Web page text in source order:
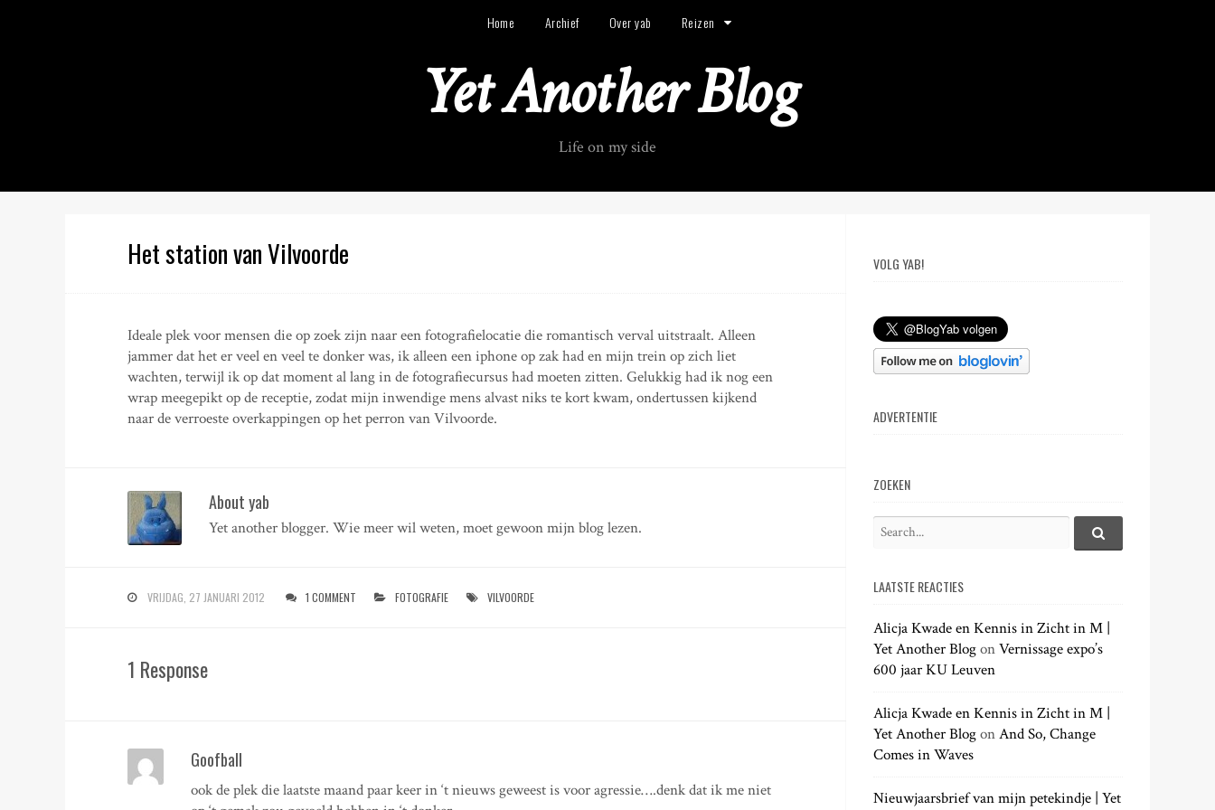
t
Home Archief Over yab Reizen
Yet Another Blog
Life on my side
Het station van Vilvoorde
Ideale plek voor mensen die op zoek zijn naar een fotografielocatie die romantisch verval uitstraalt. Alleen
jammer dat het er veel en veel te donker was, ik alleen een iphone op zak had en mijn trein op zich liet
wachten, terwijl ik op dat moment al lang in de fotografiecursus had moeten zitten. Gelukkig had ik nog een
wrap meegepikt op de receptie, zodat mijn inwendige mens alvast niks te kort kwam, ondertussen kijkend
naar de verroeste overkappingen op het perron van Vilvoorde.
About yab
Yet another blogger. Wie meer wil weten, moet gewoon mijn blog lezen.
VRIJDAG, 27 JANUARI 2012 1 COMMENT FOTOGRAFIE VILVOORDE
1 Response
Goofball
ook de plek die laatste maand paar keer in ‘t nieuws geweest is voor agressie….denk dat ik me niet
VOLG YAB!
ADVERTENTIE
ZOEKEN
r
h
f
o
:
S
h
.
LAATSTE REACTIES
Alicja Kwade en Kennis in Zicht in M |
Yet Another BlogonVernissage expo’s
600 jaar KU Leuven
Alicja Kwade en Kennis in Zicht in M |
Yet Another BlogonAnd So, Change
Comes in Waves
Nieuwjaarsbrief van mijn petekindje | Yet